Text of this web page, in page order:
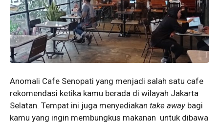
Anomali Cafe Senopati yang menjadi salah satu cafe
rekomendasi ketika kamu berada di wilayah Jakarta
Selatan. Tempat ini juga menyediakan take away bagi
kamu yang ingin membungkus makanan untuk dibawa